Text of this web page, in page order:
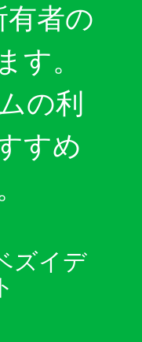
有者の
す。
の利
すめ
ズイデ